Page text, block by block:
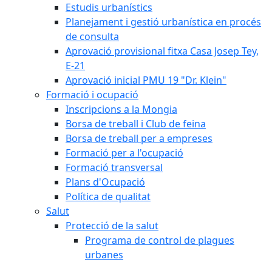
Estudis urbanístics
Planejament i gestió urbanística en procés
de consulta
Aprovació provisional fitxa Casa Josep Tey,
E-21
Aprovació inicial PMU 19 "Dr. Klein"
Formació i ocupació
Inscripcions a la Mongia
Borsa de treball i Club de feina
Borsa de treball per a empreses
Formació per a l'ocupació
Formació transversal
Plans d'Ocupació
Política de qualitat
Salut
Protecció de la salut
Programa de control de plagues
urbanes